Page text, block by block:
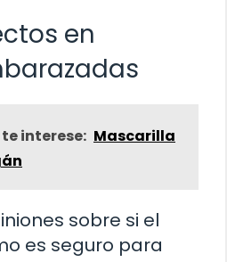
en
interese: Mascarilla
sobre si el
es seguro para